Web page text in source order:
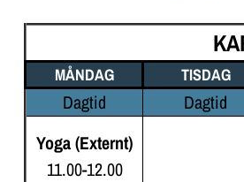
MÅNDAG TISDAG
Dagtid Dagtid
Yoga (Externt)
11.00-12.00